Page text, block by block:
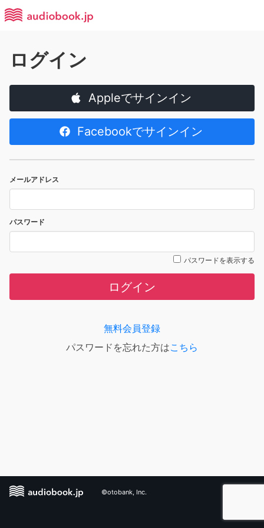
ログイン
Appleでサインイン
Facebookでサインイン
メールアドレス
パスワード
パスワードを表示する
ログイン
無料会員登録
パスワードを忘れた方はこちら
©otobank, Inc.